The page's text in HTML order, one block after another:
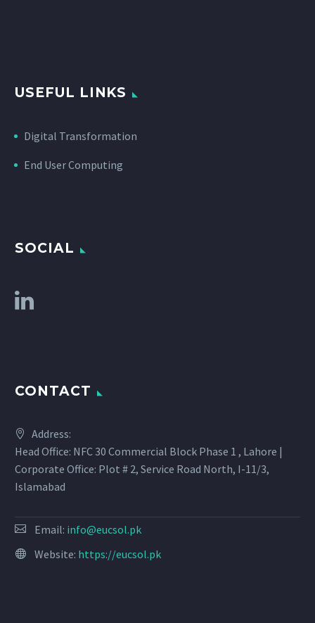
USEFUL LINKS
Digital Transformation
End User Computing
SOCIAL
CONTACT
Address:
Head Office: NFC 30 Commercial Block Phase 1 , Lahore |
Corporate Office: Plot # 2, Service Road North, I-11/3,
Islamabad
Email: info@eucsol.pk
Website: https://eucsol.pk